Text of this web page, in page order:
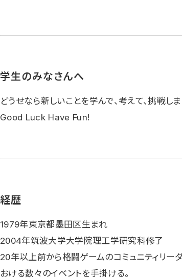
学生のみなさんへ
どうせなら新しいことを学んで、考えて、挑戦しま
Good Luck Have Fun!
経歴
1979年東京都墨田区生まれ
2004年筑波大学大学院理工学研究科修了
20年以上前から格闘ゲームのコミュニティリー
おける数々のイベントを手掛ける。